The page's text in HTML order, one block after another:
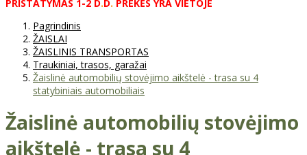
PRISTATYMAS 1-2 D. D. PREKĖS YRA VIETOJE
Pagrindinis
ŽAISLAI
ŽAISLINIS TRANSPORTAS
Traukiniai, trasos, garažai
Žaislinė automobilių stovėjimo aikštelė - trasa su 4
statybiniais automobiliais
Žaislinė automobilių stovėjimo
aikštelė - trasa su 4